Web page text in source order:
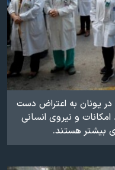
یونان به اعتراض دست
امکانات و نیروی انسانی
بیشتر هستند.